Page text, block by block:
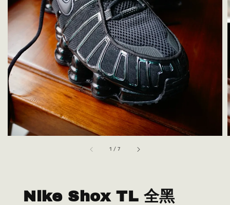
1 /7
Nike Shox TL 全黑